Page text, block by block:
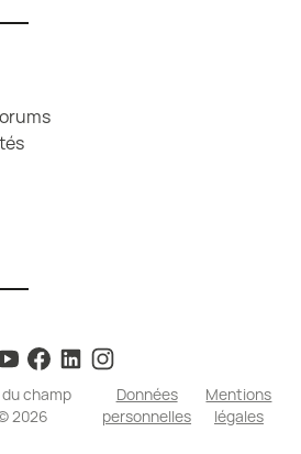
champ
2026
Données
personnelles
Mentions
légales